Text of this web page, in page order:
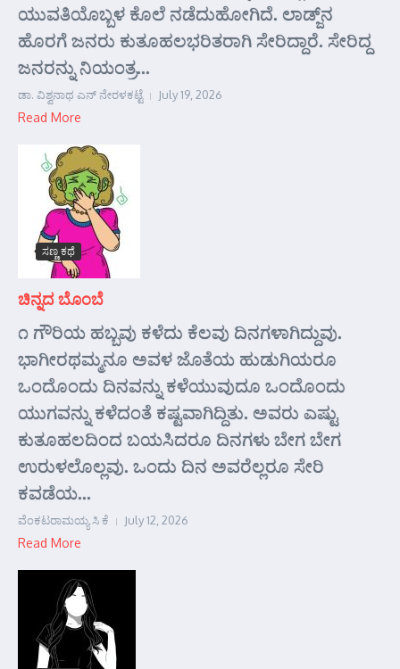
ಯುವತಿಯೊಬ್ಬಳ ಕೊಲೆ ನಡೆದುಹೋಗಿದೆ. ಲಾಡ್ಜ್‌ನ
ಹೊರಗೆ ಜನರು ಕುತೂಹಲಭರಿತರಾಗಿ ಸೇರಿದ್ದಾರೆ. ಸೇರಿದ್ದ
ಜನರನ್ನು ನಿಯಂತ್ರ...
ಡಾ. ವಿಶ್ವನಾಥ ಎನ್ ನೇರಳಕಟ್ಟೆ July 19, 2026
Read More
ಸಣ್ಣ ಕಥೆ
ಚಿನ್ನದ ಬೊಂಬೆ
೧ ಗೌರಿಯ ಹಬ್ಬವು ಕಳೆದು ಕೆಲವು ದಿನಗಳಾಗಿದ್ದುವು.
ಭಾಗೀರಥಮ್ಮನೂ ಅವಳ ಜೊತೆಯ ಹುಡುಗಿಯರೂ
ಒಂದೊಂದು ದಿನವನ್ನು ಕಳೆಯುವುದೂ ಒಂದೊಂದು
ಯುಗವನ್ನು ಕಳೆದಂತೆ ಕಷ್ಟವಾಗಿದ್ದಿತು. ಅವರು ಎಷ್ಟು
ಕುತೂಹಲದಿಂದ ಬಯಸಿದರೂ ದಿನಗಳು ಬೇಗ ಬೇಗ
ಉರುಳಲೊಲ್ಲವು. ಒಂದು ದಿನ ಅವರೆಲ್ಲರೂ ಸೇರಿ
ಕವಡೆಯ...
ವೆಂಕಟರಾಮಯ್ಯ ಸಿ ಕೆ July 12, 2026
Read More